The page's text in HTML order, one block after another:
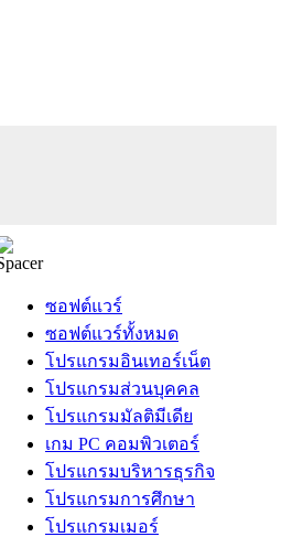
ซอฟต์แวร์
ซอฟต์แวร์ทั้งหมด
โปรแกรมอินเทอร์เน็ต
โปรแกรมส่วนบุคคล
โปรแกรมมัลติมีเดีย
เกม PC คอมพิวเตอร์
โปรแกรมบริหารธุรกิจ
โปรแกรมการศึกษา
โปรแกรมเมอร์